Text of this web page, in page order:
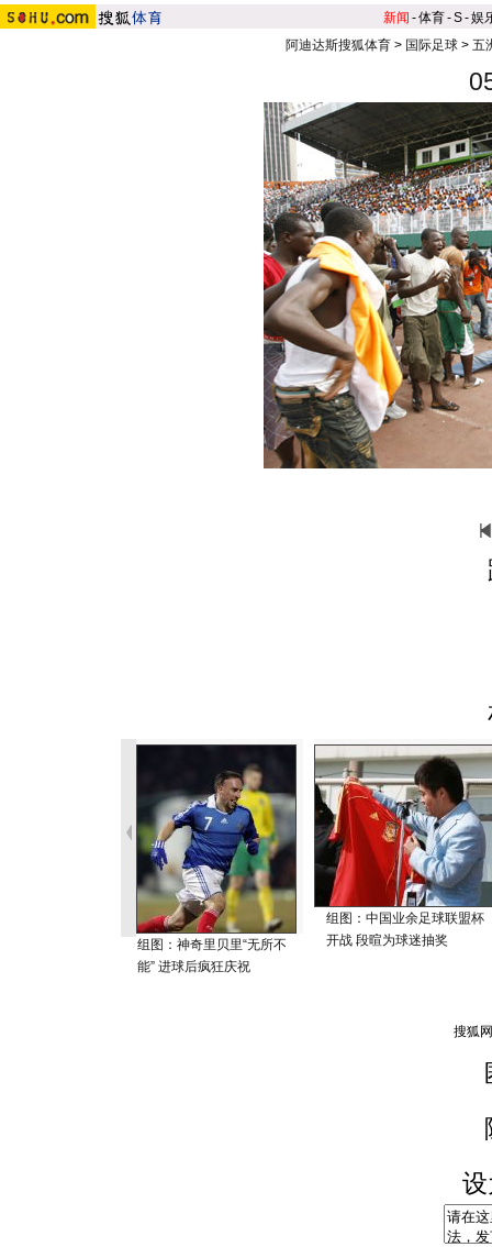
新闻 -体育-S-娱
阿迪达斯搜狐体育> 国际足球> 五
组图：神奇里贝里“无所不
能” 进球后疯狂庆祝
组图：中国业余足球联盟杯
开战 段暄为球迷抽奖